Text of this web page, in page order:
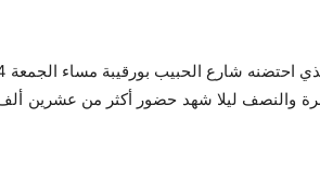
والنصف ليلا شهد حضور أكثر من عشرين